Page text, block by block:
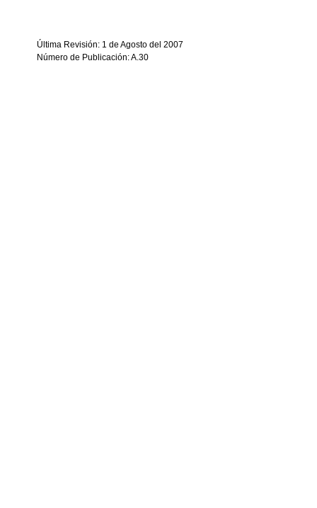
Última Revisión: 1 de Agosto del 2007
Número de Publicación: A.30